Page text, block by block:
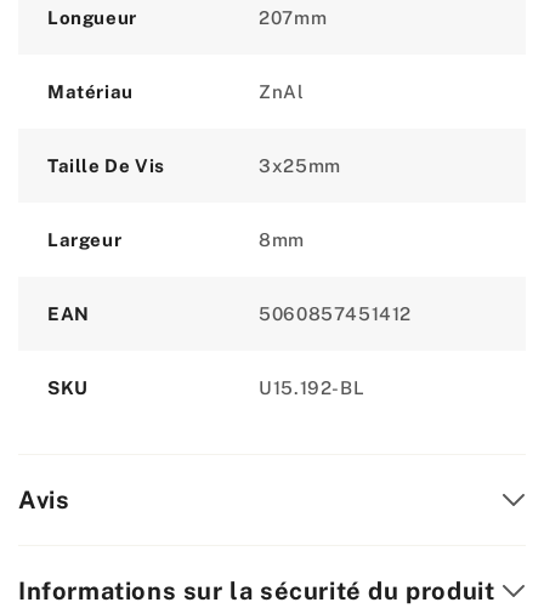
Longueur 207mm
Matériau ZnAl
Taille De Vis 3x25mm
Largeur 8mm
EAN 5060857451412
SKU U15.192-BL
Avis
Informations sur la sécurité du produit